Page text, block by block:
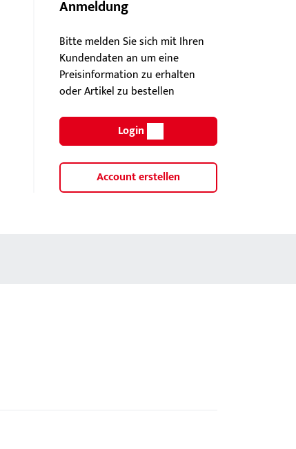
Anmeldung
Bitte melden Sie sich mit Ihren
Kundendaten an um eine
Preisinformation zu erhalten
oder Artikel zu bestellen
Login
Account erstellen